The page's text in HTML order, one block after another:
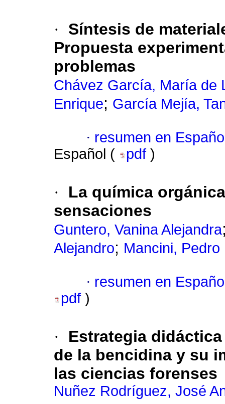
·
Síntesis de
Propuesta
problemas
Chávez García, María de
Enrique; García Mejía,
· resumen en
Español (
pdf )
·
La química
sensaciones
Guntero, Vanina Alejandra
Alejandro; Mancini, Pedro
· resumen en
pdf )
·
Estrategia
de la bencidina y su
las ciencias forenses
Nuñez Rodríguez, José